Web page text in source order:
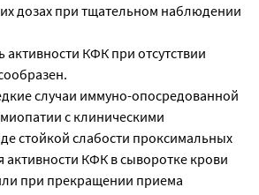
дозах при тщательном наблюдении
КФК при отсутствии
случаи иммуно-опосредованной
с клиническими
стойкой слабости проксимальных
КФК в сыворотке крови
при прекращении приема